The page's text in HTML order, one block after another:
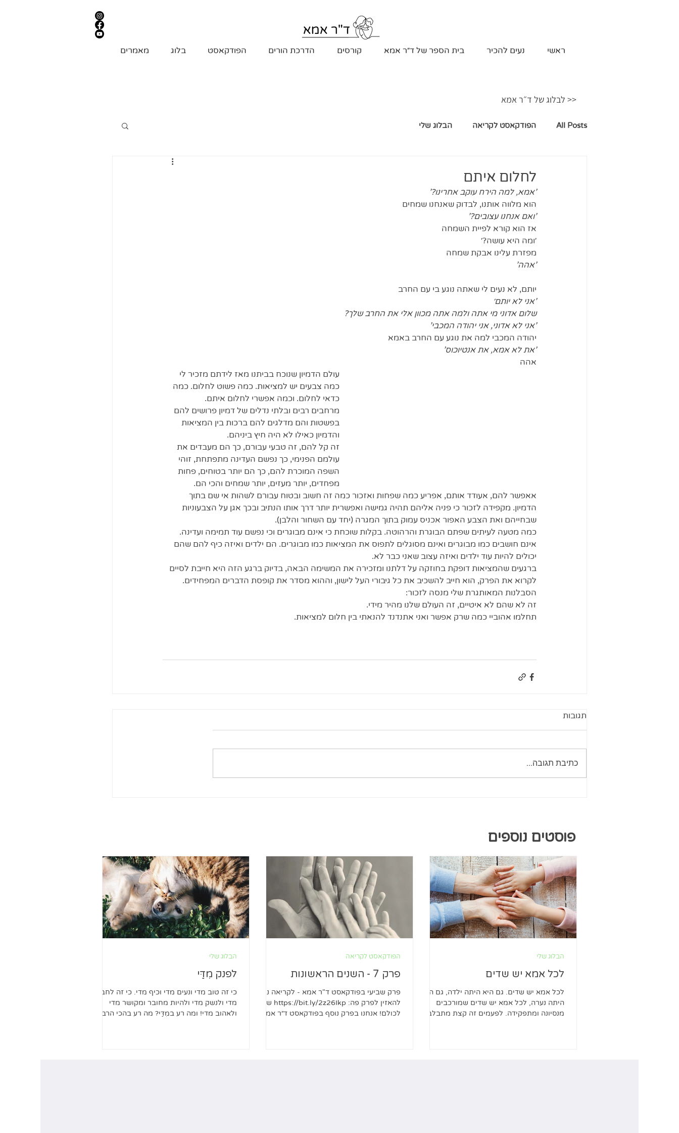
ראשי נעים להכיר בית הספר של ד״ר אמא קורסים הדרכת הורים הפודקאסט בלוג מאמרים
<< לבלוג של ד״ר אמא
All Posts הפודקאסט לקריאה הבלוג שלי
לחלום איתם
'אמא, למה הירח עוקב אחרינו?'
הוא מלווה אותנו, לבדוק שאנחנו שמחים
'ואם אנחנו עצובים?'
אז הוא קורא לפיית השמחה
׳ומה היא עושה?׳
מפזרת עלינו אבקת שמחה
'אהה'
יותם, לא נעים לי שאתה נוגע בי עם החרב
'אני לא יותם׳
שלום אדוני מי אתה ולמה אתה מכוון אלי את החרב שלך?
'אני לא אדוני, אני יהודה המכבי'
יהודה המכבי למה את נוגע עם החרב באמא
'את לא אמא, את אנטיוכוס'
אהה
עולם הדמיון שנוכח בביתנו מאז לידתם מזכיר לי
כמה צבעים יש למציאות. כמה פשוט לחלום. כמה
כדאי לחלום. וכמה אפשרי לחלום איתם.
מרחבים רבים ובלתי נדלים של דמיון פרושים להם
בפשטות והם מדלגים להם ברכות בין המציאות
והדמיון כאילו לא היה חיץ ביניהם.
זה קל להם, זה טבעי עבורם, כך הם מעבדים את
עולמם הפנימי, כך נפשם העדינה מתפתחת, זוהי
השפה המוכרת להם, כך הם יותר בטוחים, פחות
מפחדים, יותר מעזים, יותר שמחים והכי הם.
אאפשר להם, אעודד אותם, אפריע כמה שפחות ואזכור כמה זה חשוב ובטוח עבורם לשהות אי שם בתוך
הדמיון. מקפידה לזכור כי פניה אליהם תהיה גמישה ואפשרית יותר דרך אותו הנתיב ובכך אגן על הצבעוניות
שבחייהם ואת הצבע האפור אכניס עמוק בתוך המגרה (יחד עם השחור והלבן).
כמה מטעה לעיתים שפתם הבוגרת והרהוטה. בקלות שוכחת כי אינם מבוגרים וכי נפשם עוד תמימה ועדינה.
אינם חושבים כמו מבוגרים ואינם מסוגלים לתפוס את המציאות כמו מבוגרים. הם ילדים ואיזה כיף להם שהם
יכולים להיות עוד ילדים ואיזה עצוב שאני כבר לא.
ברגעים שהמציאות דופקת בחוזקה על דלתנו ומזכירה את המשימה הבאה, בדיוק ברגע הזה היא חייבת לסיים
לקרוא את הפרק, הוא חייב להשכיב את כל גיבורי העל לישון, וההוא מסדר את קופסת הדברים המפחידים.
הסבלנות המאותגרת שלי מנסה לזכור:
זה לא שהם לא איטיים, זה העולם שלנו מהיר מידי.
תחלמו אהוביי כמה שרק אפשר ואני אתנדנד להנאתי בין חלום למציאות.
תגובות
כתיבת תגובה...
פוסטים נוספים
לכל אמא יש שדים
לכל אמא יש שדים. גם היא היתה ילדה, גם היא
היתה נערה, לכל אמא יש שדים שמורכבים
מנסיונה ומתפקידה. לפעמים זה קצת מתבלבל
הבלוג שלי
פרק 7 - השנים הראשונות
פרק שביעי בפודקאסט ד"ר אמא - לקריאה ניתן
להאזין לפרק פה: https://bit.ly/2z26Ikp שלום
לכולם! אנחנו בפרק נוסף בפודקאסט ד״ר אמא.
הפודקאסט לקריאה
לפנק מִדַּי
כי זה טוב מדי ונעים מדי וכיף מדי. כי זה לחבק
מדי ולנשק מדי ולהיות מחובר ומקושר מדי
ולאהוב מדי! ומה רע במִדַּי? מה רע בהכי הרבה
הבלוג שלי